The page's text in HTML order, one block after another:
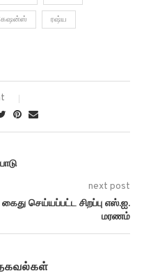
ரஷ்ய
next post
செய்யப்பட்ட சிறப்பு எஸ்.ஐ.
மரணம்
தகவல்கள்